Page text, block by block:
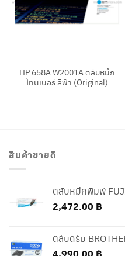
HP 658A W2001A ตลับหมึก
โทนเนอร์ สีฟ้า (Original)
สินค้าขายดี
ตลับหมึกพิมพ์
2,472.00 ฿
ตลับดรัม